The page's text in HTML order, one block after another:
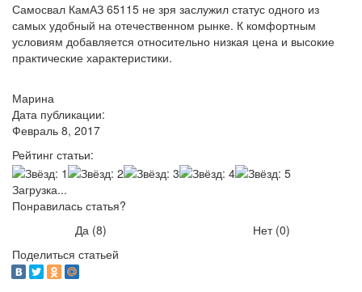
Самосвал КамАЗ 65115 не зря заслужил статус одного из
самых удобный на отечественном рынке. К комфортным
условиям добавляется относительно низкая цена и высокие
практические характеристики.
Марина
Дата публикации:
Февраль 8, 2017
Рейтинг статьи:
Загрузка...
Понравилась статья?
Да (8) Нет (0)
Поделиться статьей